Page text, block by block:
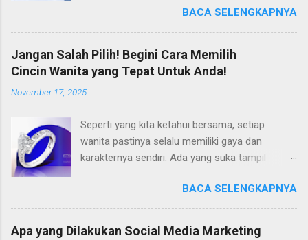
lamaran ini semakin berkembang, dan hadir
dalam varian harga yang lebih terjangkau. Jadi
tidak ada alasan lagi untuk Anda tidak mengisi
momen lamaran Anda dengan cincin lamaran
yang tepat. Kalaupun Anda sedang mencari
inspirasi mengenai cincin tunangan yang tepat,
Sebab pada kesempatan kali ini, kami akan
merekomendasikan beberapa model cincin
lamaran yang lagi hits, dan semoga saja ada
disimak saja pembahasannya, di bawah ini!
Model Cincin Tunangan yang Lagi Hits di Tahun
2025 Langsung saja, berikut setidaknya ada 7
BACA SELENGKAPNYA
Jangan Salah Pilih! Begini Cara Memilih
Cincin Wanita yang Tepat Untuk Anda!
November 17, 2025
Seperti yang kita ketahui bersama, setiap
wanita pastinya selalu memiliki gaya dan
karakternya sendiri. Ada yang suka tampil
memancarkan kemewahan. Apapun gayanya,
menemukan cincin wanita yang tepat, tentu
saja dapat menjadi permulaan untuk tampil lebih
BACA SELENGKAPNYA
Apa yang Dilakukan Social Media Marketing